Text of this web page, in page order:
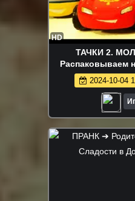
HD
ТАЧКИ 2.
Распаковываем
Мультфильма
2024-10-04